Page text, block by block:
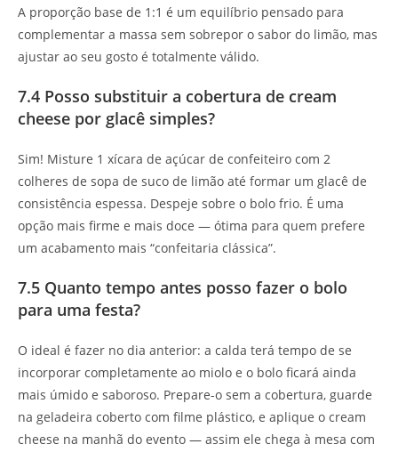
A proporção base de 1:1 é um equilíbrio pensado para
complementar a massa sem sobrepor o sabor do limão, mas
ajustar ao seu gosto é totalmente válido.
7.4 Posso substituir a cobertura de cream
cheese por glacê simples?
Sim! Misture 1 xícara de açúcar de confeiteiro com 2
colheres de sopa de suco de limão até formar um glacê de
consistência espessa. Despeje sobre o bolo frio. É uma
opção mais firme e mais doce — ótima para quem prefere
um acabamento mais “confeitaria clássica”.
7.5 Quanto tempo antes posso fazer o bolo
para uma festa?
O ideal é fazer no dia anterior: a calda terá tempo de se
incorporar completamente ao miolo e o bolo ficará ainda
mais úmido e saboroso. Prepare-o sem a cobertura, guarde
na geladeira coberto com filme plástico, e aplique o cream
cheese na manhã do evento — assim ele chega à mesa com